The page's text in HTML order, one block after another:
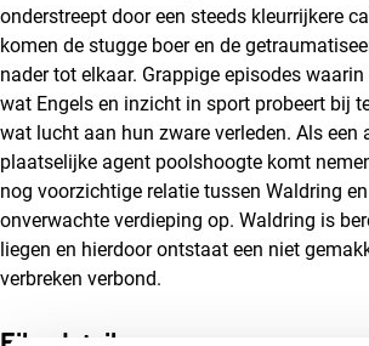
onderstreept door een steeds kleurrijkere
komen de stugge boer en de
nader tot elkaar. Grappige episodes
wat Engels en inzicht in sport probeert bij
wat lucht aan hun zware verleden. Als een
plaatselijke agent poolshoogte komt
nog voorzichtige relatie tussen Waldring
onverwachte verdieping op. Waldring is
liegen en hierdoor ontstaat een niet
verbreken verbond.